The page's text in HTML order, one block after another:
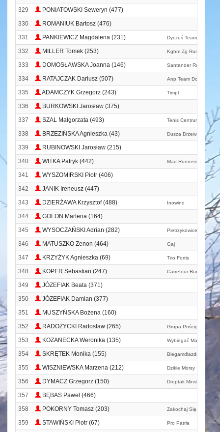
329
PONIATOWSKI Seweryn (477)
330
ROMANIUK Bartosz (476)
331
PANKIEWICZ Magdalena (231) Dyczuś Team
332 MILLER Tomek (253) Kghm Zg Run
333 DOMOSŁAWSKA Joanna (146) Santander Runners
334 RATAJCZAK Dariusz (507) Anp Team Dolsk
335 ADAMCZYK Grzegorz (243) Timpl
336
BURKOWSKI Jarosław (375)
337
SZAL Małgorzata (493) Tenis Centrum As
338 BRZEZIŃSKA Agnieszka (43) Dusza Drzewa
339
RUBINOWSKI Jarosław (215)
340
WITKA Patryk (442) Mad Runners
341
WYSZOMIRSKI Piotr (406)
342
JANIK Ireneusz (447)
343
DZIERŻAWA Krzysztof (488) Inowino
344
GOLON Marlena (164)
345
WYSOCZAŃSKI Adrian (282) Pietrzykowice
346 MATUSZKO Zenon (464) Gaj
347 KRZYŻYK Agnieszka (69) Trio Fortis
348 KOPER Sebastian (247) Carrefour Running
349
JÓZEFIAK Beata (371)
350
JÓZEFIAK Damian (377)
351
MUSZYŃSKA Bożena (160)
352
RADOŻYCKI Radosław (265) Grupa Pościgowa
353 KOZANECKA Weronika (135) Wybiegać Marzenia
354 SKRĘTEK Monika (155) Biegamdlazdrowia. Pl
355 WISZNIEWSKA Marzena (212) Dzikie Morsy
356 DYMACZ Grzegorz (150) Dreptak Minsk
357
BĘBAS Paweł (466)
358
POKORNY Tomasz (203) Zakochaj Się Z
359 STAWIŃSKI Piotr (67) Pro Patria